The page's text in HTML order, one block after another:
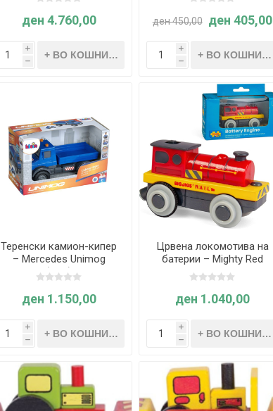
ден 4.760,00
i
h
ден 450,00 ден 405,00
i
h
Терeнски камион-кипер
– Mercedes Unimog
(1:24)
ден 1.150,00
i
h
Црвена локомотива на
батерии – Mighty Red
Loco Battery Operated
Engine – Bigjigs Rail
ден 1.040,00
i
h